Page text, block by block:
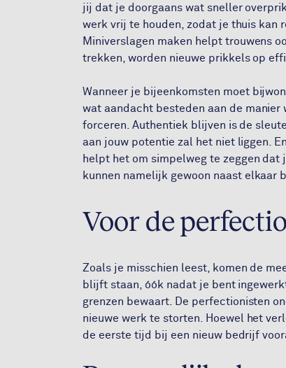
jij dat je doorgaans wat sneller
werk vrij te houden, zodat je thuis kan
Miniverslagen maken helpt trouwens
trekken, worden nieuwe prikkels op
Wanneer je bijeenkomsten moet
wat aandacht besteden aan de
forceren. Authentiek blijven is de
aan jouw potentie zal het niet liggen.
helpt het om simpelweg te zeggen dat
kunnen namelijk gewoon naast elkaar
Voor de
Zoals je misschien leest, komen de
blijft staan, óók nadat je bent
grenzen bewaart. De perfectionisten
nieuwe werk te storten. Hoewel het
de eerste tijd bij een nieuw bedrijf